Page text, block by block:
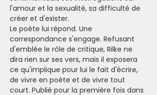
l'amour et la sexualité, sa difficulté de
créer et d'exister.
Le poète lui répond. Une
correspondance s'engage. Refusant
d'emblée le rôle de critique, Rilke ne
dira rien sur ses vers, mais il exposera
ce qu'implique pour lui le fait d'écrire,
de vivre en poète et de vivre tout
court. Publié pour la première fois dans